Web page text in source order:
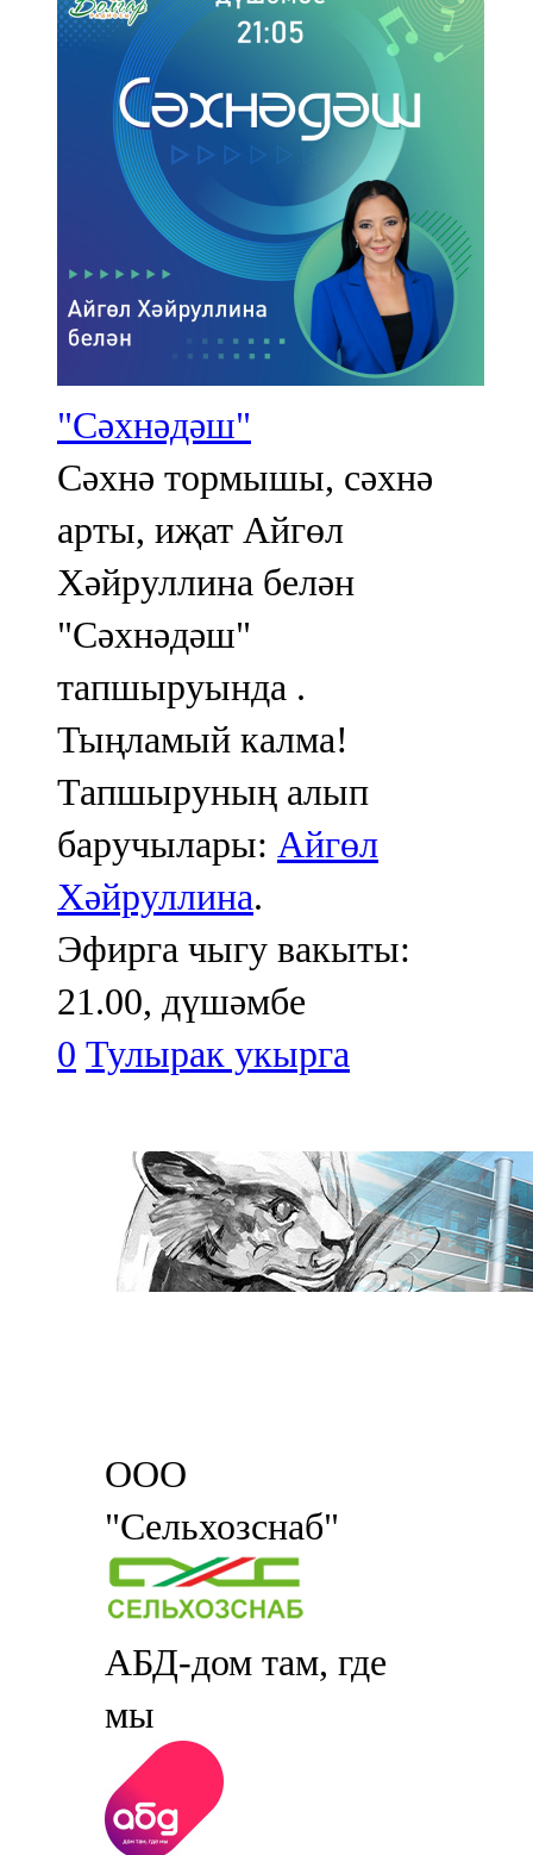
"Сәхнәдәш"
Сәхнә тормышы, сәхнә
арты, иҗат Айгөл
Хәйруллина белән
"Сәхнәдәш"
тапшыруында .
Тыңламый калма!
Тапшыруның алып
баручылары: Айгөл
Хәйруллина.
Эфирга чыгу вакыты:
21.00, дүшәмбе
0 Тулырак укырга
ООО
"Сельхозснаб"
АБД-дом там, где
мы